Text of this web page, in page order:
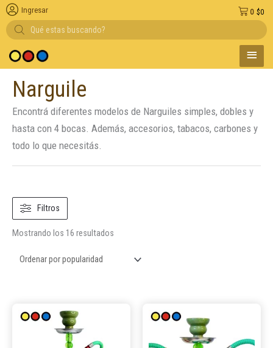
Búsqueda
de
productos
Entregas en el día
$0
0
Ingresar
MENÚ
Narguile
Encontrá diferentes modelos de Narguiles simples, dobles y
hasta con 4 bocas. Además, accesorios, tabacos, carbones y
todo lo que necesitás.
Filtros
Mostrando los 16 resultados